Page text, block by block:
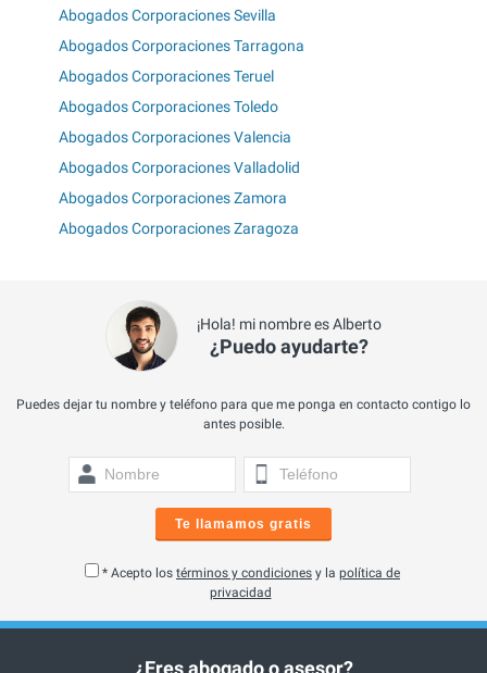
Abogados Corporaciones Sevilla
Abogados Corporaciones Tarragona
Abogados Corporaciones Teruel
Abogados Corporaciones Toledo
Abogados Corporaciones Valencia
Abogados Corporaciones Valladolid
Abogados Corporaciones Zamora
Abogados Corporaciones Zaragoza
¡Hola! mi nombre es Alberto
¿Puedo ayudarte?
Puedes dejar tu nombre y teléfono para que me ponga en contacto contigo lo
antes posible.
Te llamamos gratis
* Acepto los términos y condiciones y la política de
privacidad
¿Eres abogado o asesor?